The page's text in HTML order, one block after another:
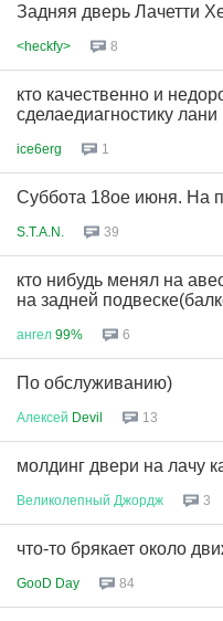
Задняя дверь Лачетти
<heckfy> 8
кто качественно и
сделаедиагностику лани
ice6erg 1
Суббота 18ое июня. На
S.T.A.N. 39
кто нибудь менял на
на задней
ангел 99% 6
По обслуживанию)
Алексей Devil 13
молдинг двери на лачу
Великолепный Джордж 3
что-то брякает около
GooD Day 84